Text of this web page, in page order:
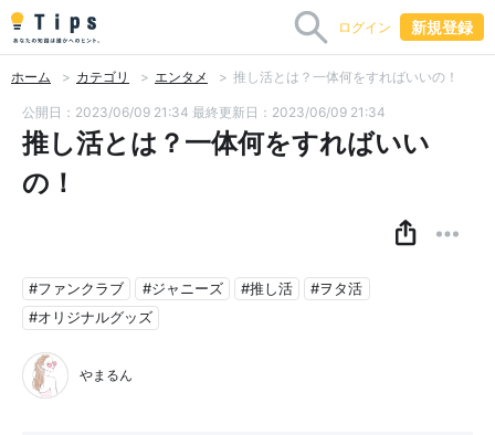
ログイン 新規登録
ホーム カテゴリ エンタメ 推し活とは？一体何をすればいいの！
公開日：2023/06/09 21:34 最終更新日：2023/06/09 21:34
推し活とは？一体何をすればいい
の！
#ファンクラブ #ジャニーズ #推し活
#ヲタ活
#オリジナルグッズ
やまるん